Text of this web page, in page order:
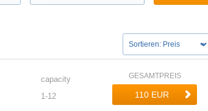
capacity
1-12
GESAMTPREIS